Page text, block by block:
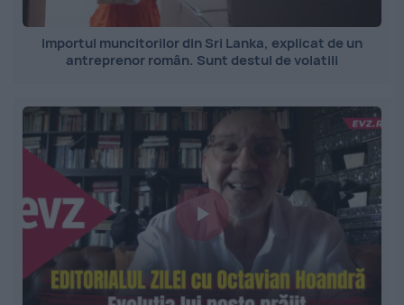
Importul muncitorilor din Sri Lanka, explicat de un
antreprenor român. Sunt destul de volatili